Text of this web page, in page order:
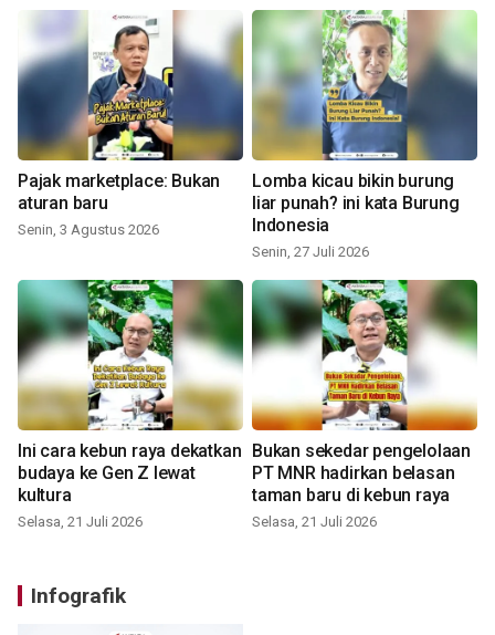
Pajak marketplace: Bukan
aturan baru
Senin, 3 Agustus 2026
Lomba kicau bikin burung
liar punah? ini kata Burung
Indonesia
Senin, 27 Juli 2026
Ini cara kebun raya dekatkan
budaya ke Gen Z lewat
kultura
Selasa, 21 Juli 2026
Bukan sekedar pengelolaan
PT MNR hadirkan belasan
taman baru di kebun raya
Selasa, 21 Juli 2026
Infografik